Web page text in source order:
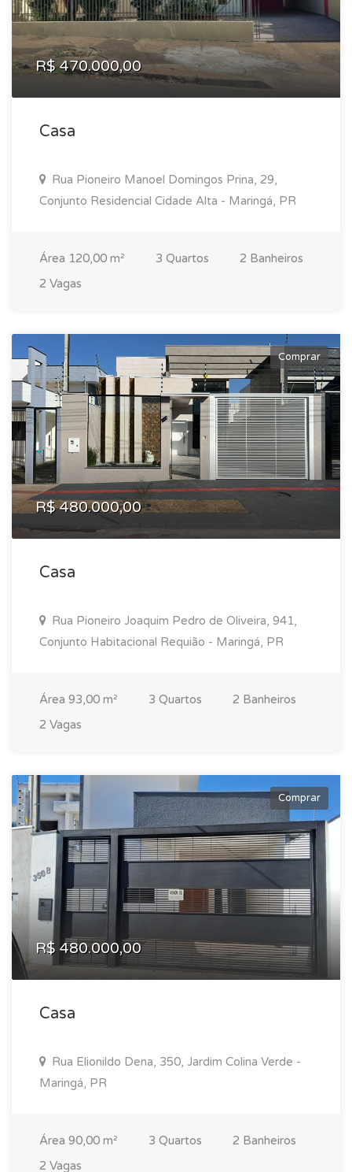
R$ 470.000,00
Casa
Rua Pioneiro Manoel Domingos Prina, 29,
Conjunto Residencial Cidade Alta - Maringá, PR
Área 120,00 m² 3 Quartos
2 Banheiros
2 Vagas
Comprar
R$ 480.000,00
Casa
Rua Pioneiro Joaquim Pedro de Oliveira, 941,
Conjunto Habitacional Requião - Maringá, PR
Área 93,00 m² 3 Quartos
2 Banheiros
2 Vagas
Comprar
R$ 480.000,00
Casa
Rua Elionildo Dena, 350, Jardim Colina Verde -
Maringá, PR
Área 90,00 m² 3 Quartos
2 Banheiros
2 Vagas